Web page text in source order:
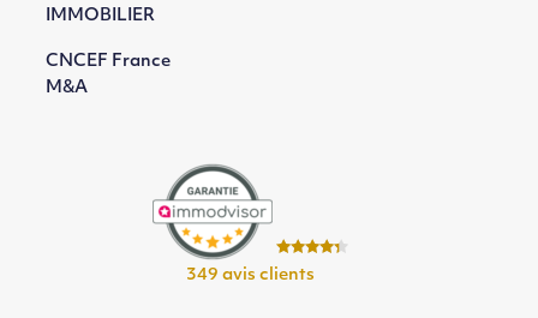
349 avis clients
IMMOBILIER
CNCEF France
M&A